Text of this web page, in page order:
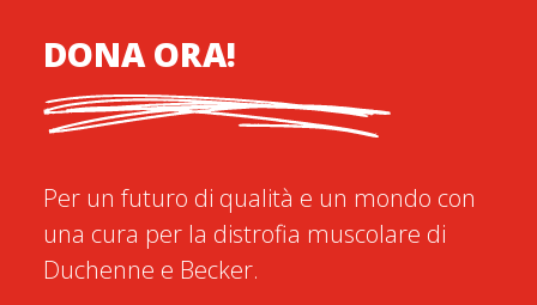
DONA ORA!
Per un futuro di qualità e un mondo con
una cura per la distrofia muscolare di
Duchenne e Becker.